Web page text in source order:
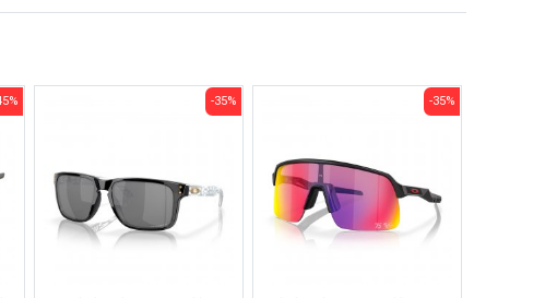
-35% -35%